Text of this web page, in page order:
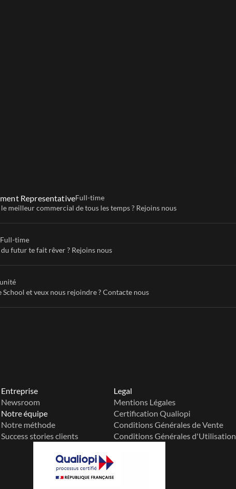
RepresentativeFull-time
meilleur commercial de tous les temps ? Rejoins nous
Full-time
futur te fait rêver ? Rejoins nous
School et veux nous rejoindre ? Contacte nous
Entreprise
Newsroom
Notre équipe
Notre méthode
Success stories clients
Legal
Mentions Légales
Certification Qualiopi
Conditions Générales de Vente
Conditions Générales d'Utilisation